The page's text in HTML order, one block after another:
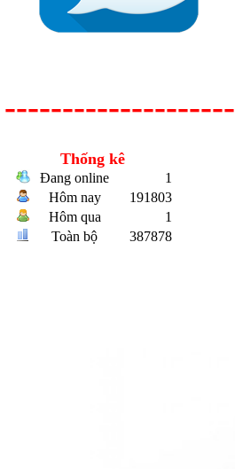
--------------------
Thống kê
Đang online
1
Hôm nay
191803
Hôm qua
1
Toàn bộ
387878